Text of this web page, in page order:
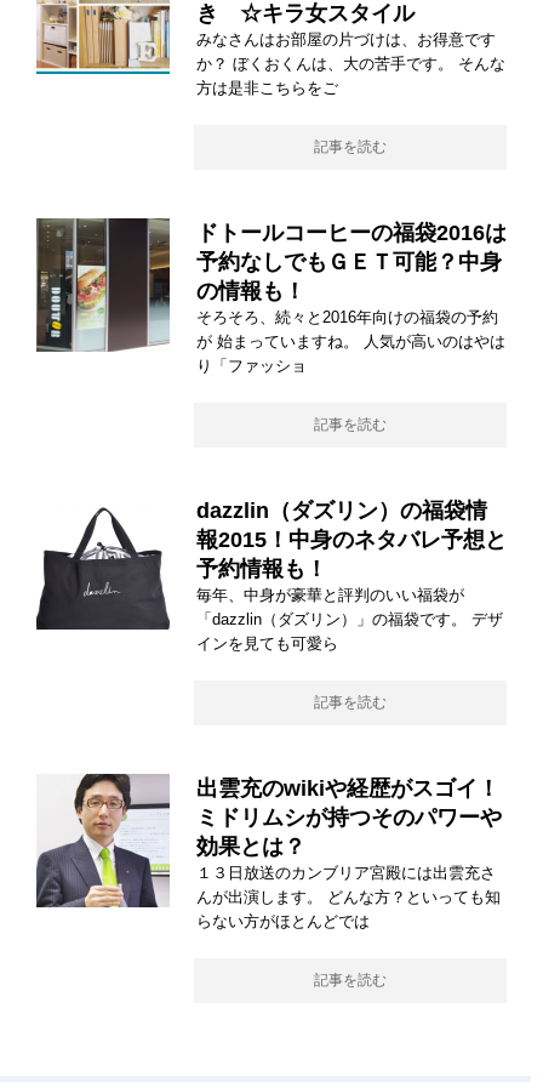
き ☆キラ女スタイル
みなさんはお部屋の片づけは、お得意です
か？ ぼくおくんは、大の苦手です。 そんな
方は是非こちらをご
記事を読む
ドトールコーヒーの福袋2016は
予約なしでもＧＥＴ可能？中身
の情報も！
そろそろ、続々と2016年向けの福袋の予約
が 始まっていますね。 人気が高いのはやは
り「ファッショ
記事を読む
dazzlin（ダズリン）の福袋情
報2015！中身のネタバレ予想と
予約情報も！
毎年、中身が豪華と評判のいい福袋が
「dazzlin（ダズリン）」の福袋です。 デザ
インを見ても可愛ら
記事を読む
出雲充のwikiや経歴がスゴイ！
ミドリムシが持つそのパワーや
効果とは？
１３日放送のカンブリア宮殿には出雲充さ
んが出演します。 どんな方？といっても知
らない方がほとんどでは
記事を読む